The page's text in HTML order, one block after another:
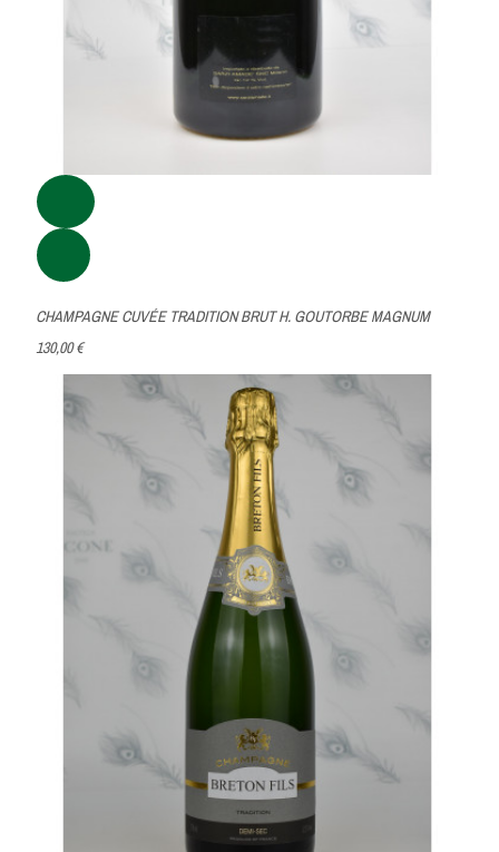
CHAMPAGNE CUVÉE TRADITION BRUT H. GOUTORBE MAGNUM
130,00 €